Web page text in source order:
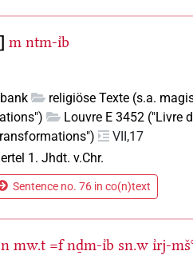
m ntm-ı͗b
religiöse Texte (s.a.
Louvre E 3452 ("Livre
VII,17
1. Jhdt. v.Chr.
Sentence no. 76 in co(n)text
n mw.t =f nḏm-ı͗b sn.w ı͗rj-mšꜥ